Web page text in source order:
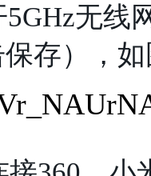
无线
存），